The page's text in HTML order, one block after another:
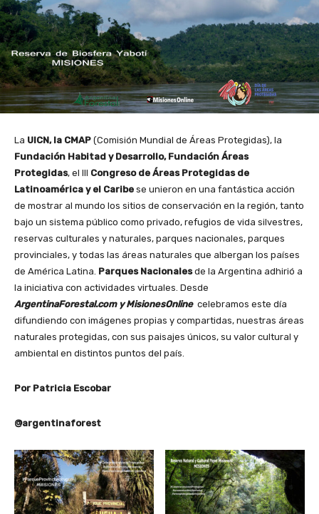
La UICN, la CMAP (Comisión Mundial de Áreas Protegidas), la
Fundación Habitad y Desarrollo, Fundación Áreas
Protegidas, el III Congreso de Áreas Protegidas de
Latinoamérica y el Caribe se unieron en una fantástica acción
de mostrar al mundo los sitios de conservación en la región, tanto
bajo un sistema público como privado, refugios de vida silvestres,
reservas culturales y naturales, parques nacionales, parques
provinciales, y todas las áreas naturales que albergan los países
de América Latina. Parques Nacionalesde la Argentina adhirió a
la iniciativa con actividades virtuales. Desde
ArgentinaForestal.com y MisionesOnlinecelebramos este día
difundiendo con imágenes propias y compartidas, nuestras áreas
naturales protegidas, con sus paisajes únicos, su valor cultural y
ambiental en distintos puntos del país.
Por Patricia Escobar
@argentinaforest